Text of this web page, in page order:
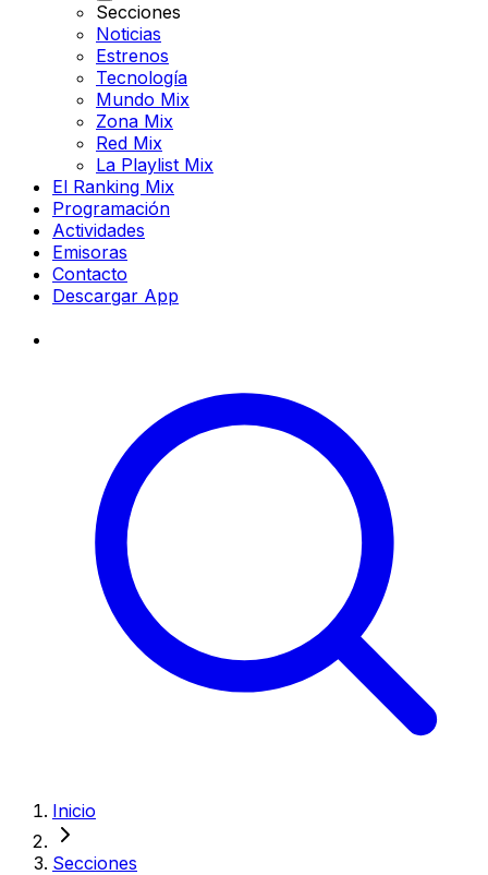
Secciones
Noticias
Estrenos
Tecnología
Mundo Mix
Zona Mix
Red Mix
La Playlist Mix
El Ranking Mix
Programación
Actividades
Emisoras
Contacto
Descargar App
Inicio
Secciones